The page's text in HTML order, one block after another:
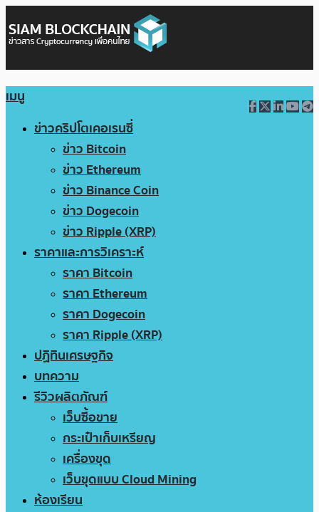
เมนู
ข่าวคริปโตเคอเรนซี่
ข่าว Bitcoin
ข่าว Ethereum
ข่าว Binance Coin
ข่าว Dogecoin
ข่าว Ripple (XRP)
ราคาและการวิเคราะห์
ราคา Bitcoin
ราคา Ethereum
ราคา Dogecoin
ราคา Ripple (XRP)
ปฏิทินเศรษฐกิจ
บทความ
รีวิวผลิตภัณฑ์
เว็บซื้อขาย
กระเป๋าเก็บเหรียญ
เครื่องขุด
เว็บขุดแบบ Cloud Mining
ห้องเรียน